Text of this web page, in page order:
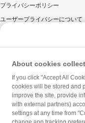
プライバシーポリシー
ユーザープライバシーについて
ウェブサイト利用規約
反社会的勢力に対する方針
勧誘方針
マネロン等基本方針
カスタマーハラスメントに関
About cookies
If you click "Accept All
cookies will be stored and
improve the site, provide
with external partners)
settings at any time from